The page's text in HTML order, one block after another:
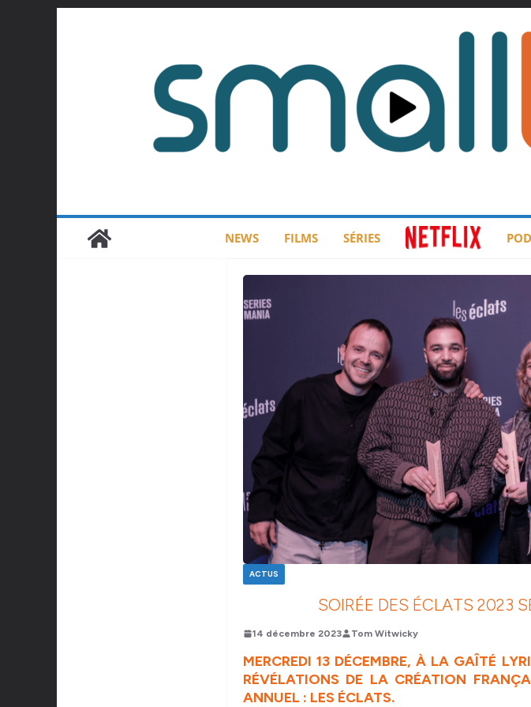
NEWS FILMS SÉRIES
ACTUS
SOIRÉE DES ÉCLATS 2023
14 décembre 2023 Tom Witwicky
MERCREDI 13 DÉCEMBRE, À LA GAÎTÉ
RÉVÉLATIONS DE LA CRÉATION
ANNUEL : LES ÉCLATS.